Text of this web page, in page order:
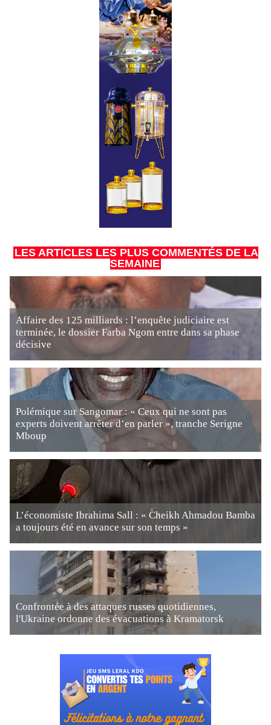
LES ARTICLES LES PLUS COMMENTÉS DE LA
SEMAINE
Affaire des 125 milliards : l’enquête judiciaire est
terminée, le dossier Farba Ngom entre dans sa phase
décisive
Polémique sur Sangomar : « Ceux qui ne sont pas
experts doivent arrêter d’en parler », tranche Serigne
Mboup
L’économiste Ibrahima Sall : « Cheikh Ahmadou Bamba
a toujours été en avance sur son temps »
Confrontée à des attaques russes quotidiennes,
l'Ukraine ordonne des évacuations à Kramatorsk